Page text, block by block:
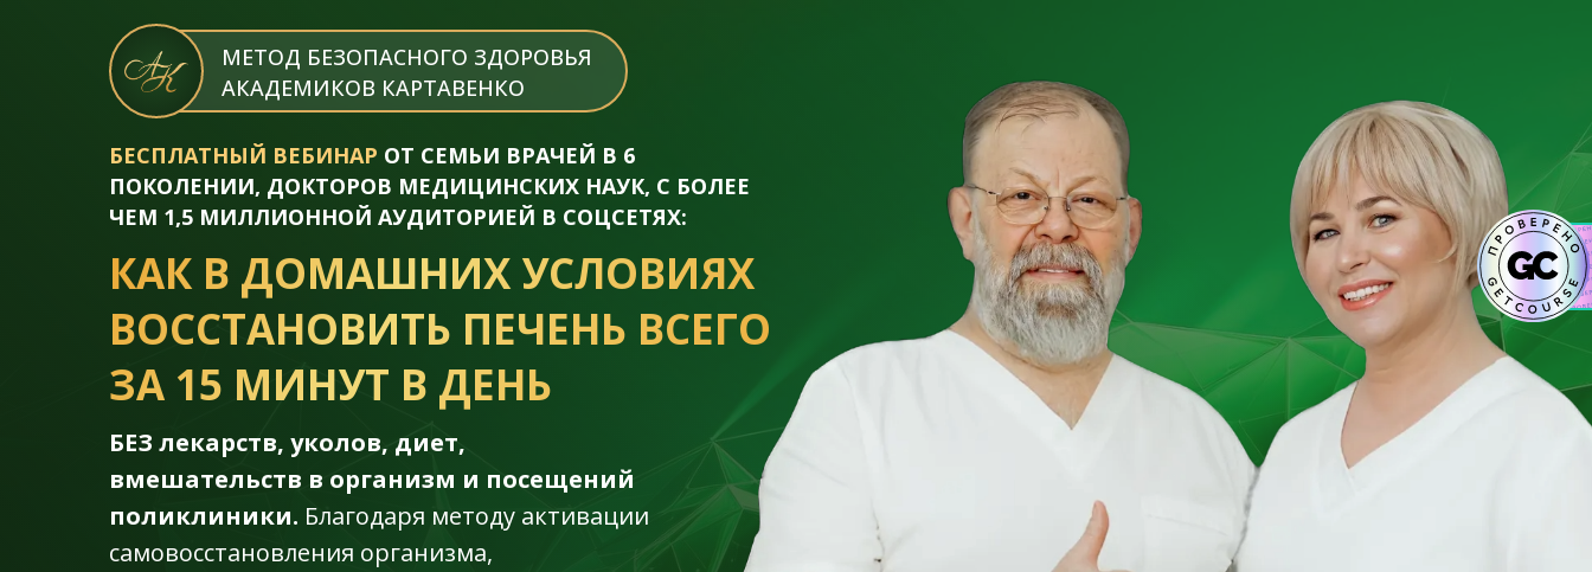
МЕТОД БЕЗОПАСНОГО ЗДОРОВЬЯ
АКАДЕМИКОВ КАРТАВЕНКО
КАК В ДОМАШНИХ УСЛОВИЯХ
ВОССТАНОВИТЬ ПЕЧЕНЬ ВСЕГО
ЗА 15 МИНУТ В ДЕНЬ
БЕЗ лекарств, уколов, диет,
вмешательств в организм и посещений
поликлиники. Благодаря методу активации
самовосстановления организма,
БЕСПЛАТНЫЙ ВЕБИНАР ОТ СЕМЬИ ВРАЧЕЙ В 6
ПОКОЛЕНИИ, ДОКТОРОВ МЕДИЦИНСКИХ НАУК, С БОЛЕЕ
ЧЕМ 1,5 МИЛЛИОННОЙ АУДИТОРИЕЙ В СОЦСЕТЯХ: